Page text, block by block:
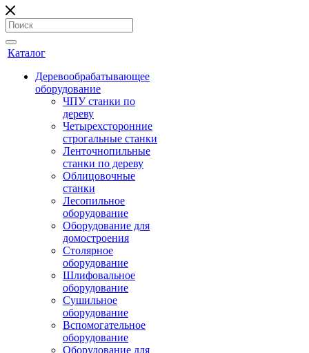
Каталог
Деревообрабатывающее
оборудование
ЧПУ станки по
дереву
Четырехсторонние
строгальные станки
Ленточнопильные
станки по дереву
Облицовочные
станки
Лесопильное
оборудование
Оборудование для
домостроения
Столярное
оборудование
Шлифовальное
оборудование
Сушильное
оборудование
Вспомогательное
оборудование
Оборудование для